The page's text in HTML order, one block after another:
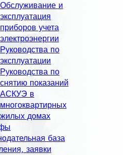
Обслуживание и
эксплуатация
приборов учета
электроэнергии
Руководства по
эксплуатации
Руководства по
снятию показаний
АСКУЭ в
многоквартирных
жилых домах
база
заявки